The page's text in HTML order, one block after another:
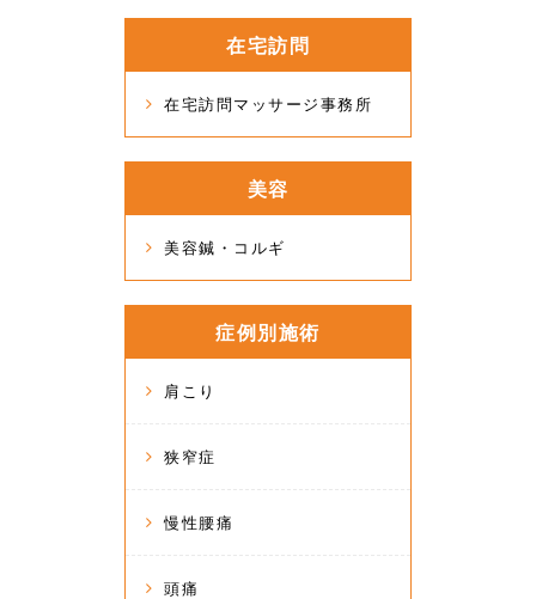
在宅訪問
在宅訪問マッサージ事務所
美容
美容鍼・コルギ
症例別施術
肩こり
狭窄症
慢性腰痛
頭痛